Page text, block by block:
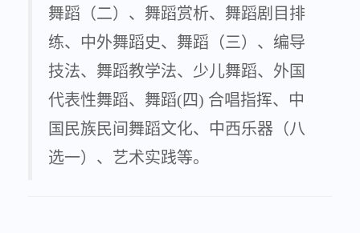
舞蹈（二）、舞蹈赏析、舞蹈剧目排
练、中外舞蹈史、舞蹈（三）、编导
技法、舞蹈教学法、少儿舞蹈、外国
代表性舞蹈、舞蹈(四) 合唱指挥、中
国民族民间舞蹈文化、中西乐器（八
选一）、艺术实践等。